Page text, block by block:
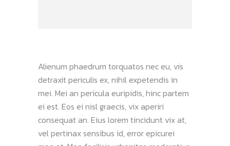
Alienum phaedrum torquatos nec eu, vis
detraxit periculis ex, nihil expetendis in
mei. Mei an pericula euripidis, hinc partem
ei est. Eos ei nisl graecis, vix aperiri
consequat an. Eius lorem tincidunt vix at,
vel pertinax sensibus id, error epicurei